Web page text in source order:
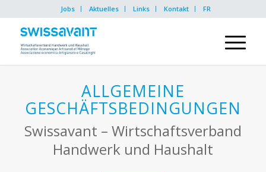
Jobs Aktuelles Links Kontakt FR
ALLGEMEINE
GESCHÄFTSBEDINGUNGEN
Swissavant – Wirtschaftsverband
Handwerk und Haushalt